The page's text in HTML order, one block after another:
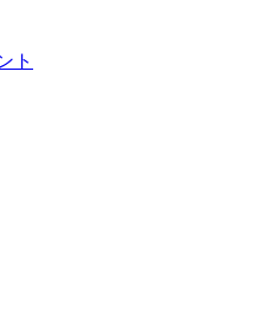
ト